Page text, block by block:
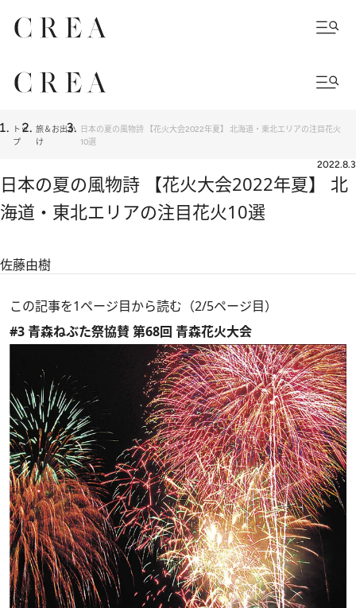
トッ
プ
旅＆お出か
け
日本の夏の風物詩 【花火大会2022年夏】 北海道・東北エリアの注目花火
10選
2022.8.3
日本の夏の風物詩 【花火大会2022年夏】 北
海道・東北エリアの注目花火10選
佐藤由樹
この記事を1ページ目から読む（2/5ページ目）
#3 青森ねぶた祭協賛 第68回 青森花火大会